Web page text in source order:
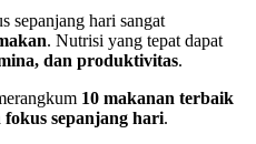
sepanjang hari sangat
. Nutrisi yang tepat dapat
dan produktivitas.
10 makanan terbaik
sepanjang hari.